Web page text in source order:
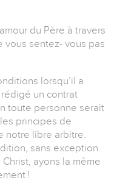
du Père à travers
vous sentez- vous pas
lorsqu’il a
rédigé un contrat
toute personne serait
principes de
notre libre arbitre.
sans exception.
ayons la même
!